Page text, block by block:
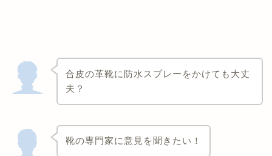
合皮の革靴に防水スプレーをかけても大丈
夫？
靴の専門家に意見を聞きたい！